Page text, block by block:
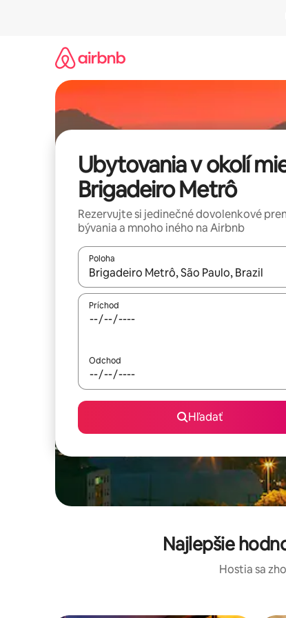
Ubytovania v okolí
Brigadeiro Metrô
Rezervujte si jedinečné dovolenkové
bývania a mnoho iného na Airbnb
Poloha
Keď budú výsledky k dispozícii, môžete si
Príchod
Odchod
Hľadať
Najlepšie
Hostia sa